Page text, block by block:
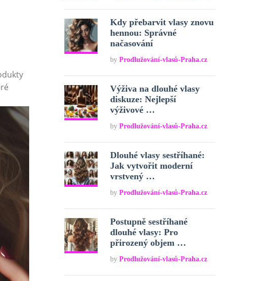
Kdy přebarvit vlasy znovu
hennou: Správné
načasování
byProdlužování-vlasů-Praha.cz
Výživa na dlouhé vlasy
diskuze: Nejlepší
výživové …
byProdlužování-vlasů-Praha.cz
Dlouhé vlasy sestříhané:
Jak vytvořit moderní
vrstvený …
byProdlužování-vlasů-Praha.cz
Postupně sestříhané
dlouhé vlasy: Pro
přirozený objem …
byProdlužování-vlasů-Praha.cz